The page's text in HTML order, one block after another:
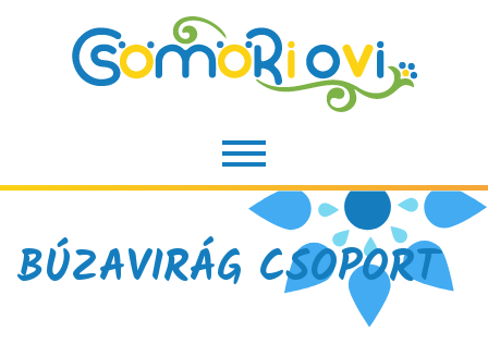
BÚZAVIRÁG CSOPORT